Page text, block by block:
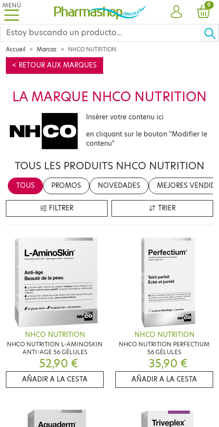
MENÚ
CUENTA
0
Accueil Marcas NHCO NUTRITION
< RETOUR AUX MARQUES
LA MARQUE NHCO NUTRITION
Insérer votre contenu ici
en cliquant sur le bouton "Modifier le
contenu"
TOUS LES PRODUITS NHCO NUTRITION
TOUS PROMOS NOVEDADES MEJORES
FILTRER TRIER
NHCO NUTRITION
NHCO NUTRITION L-AMINOSKIN
ANTI-AGE 56 GÉLULES
52,90 €
AÑADIR A LA CESTA
NHCO NUTRITION
NHCO NUTRITION PERFECTIUM
56 GÉLULES
35,90 €
AÑADIR A LA CESTA